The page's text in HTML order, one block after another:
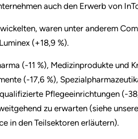
auch den Erwerb von
waren unter anderem
(+18,9 %).
(-11 %), Medizinprodukte und
(-17,6 %),
Pflegeeinrichtungen (-
zu erwarten (siehe
in den Teilsektoren erläutern).